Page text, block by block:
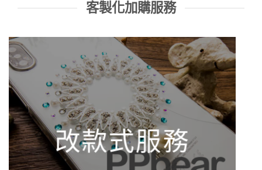
客製化加購服務
改款式服務